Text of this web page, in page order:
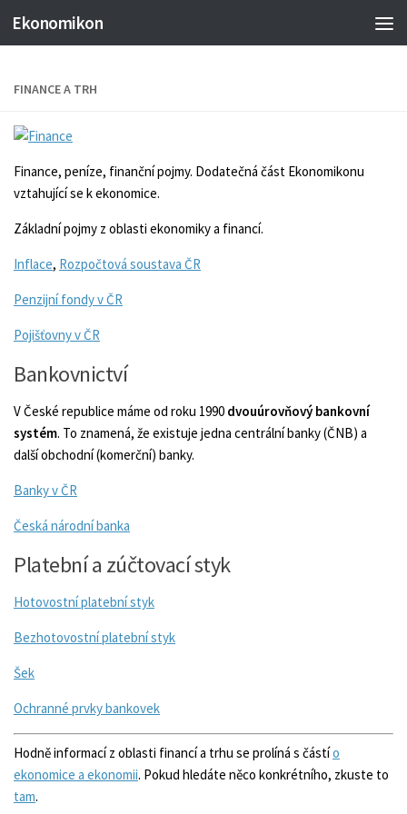
Ekonomikon
FINANCE A TRH
Finance, peníze, finanční pojmy. Dodatečná část Ekonomikonu
vztahující se k ekonomice.
Základní pojmy z oblasti ekonomiky a financí.
Inflace, Rozpočtová soustava ČR
Penzijní fondy v ČR
Pojišťovny v ČR
Bankovnictví
V České republice máme od roku 1990 dvouúrovňový bankovní
systém. To znamená, že existuje jedna centrální banky (ČNB) a
další obchodní (komerční) banky.
Banky v ČR
Česká národní banka
Platební a zúčtovací styk
Hotovostní platební styk
Bezhotovostní platební styk
Šek
Ochranné prvky bankovek
Hodně informací z oblasti financí a trhu se prolíná s částío
ekonomice a ekonomii. Pokud hledáte něco konkrétního, zkuste to
tam.